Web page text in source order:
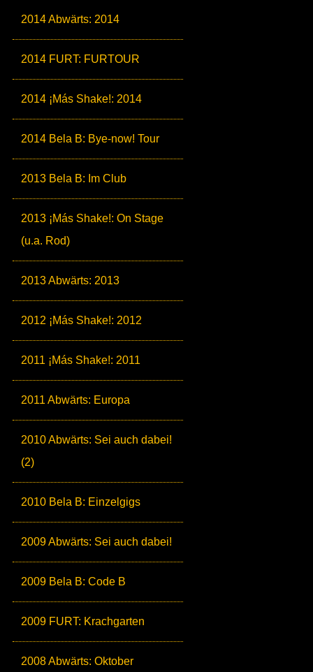
2014 Abwärts: 2014
2014 FURT: FURTOUR
2014 ¡Más Shake!: 2014
2014 Bela B: Bye-now! Tour
2013 Bela B: Im Club
2013 ¡Más Shake!: On Stage
(u.a. Rod)
2013 Abwärts: 2013
2012 ¡Más Shake!: 2012
2011 ¡Más Shake!: 2011
2011 Abwärts: Europa
2010 Abwärts: Sei auch dabei!
(2)
2010 Bela B: Einzelgigs
2009 Abwärts: Sei auch dabei!
2009 Bela B: Code B
2009 FURT: Krachgarten
2008 Abwärts: Oktober